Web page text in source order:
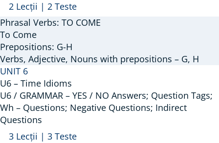
Arată
U5
/
VOCABULARY
–
Phrasal
Verbs:
Come;
Prepositions:
G,
2 Lecții | 2 Teste
Phrasal Verbs: TO COME
To Come
Prepositions: G-H
Verbs, Adjective, Nouns with prepositions – G, H
UNIT 6
U6 – Time Idioms
U6 / GRAMMAR – YES / NO Answers; Question Tags;
Wh – Questions; Negative Questions; Indirect
Questions
Arată
U6
3 Lecții | 3 Teste